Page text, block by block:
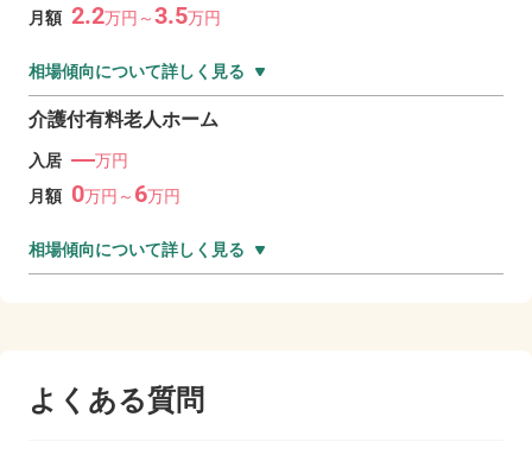
月額 2.2万円～3.5万円
相場傾向について詳しく見る
介護付有料老人ホーム
入居 ―万円
月額 0万円～ 6万円
相場傾向について詳しく見る
よくある質問